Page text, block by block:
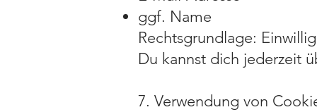
ggf. Name
Rechtsgrundlage:
Du kannst dich jederzeit
7. Verwendung von